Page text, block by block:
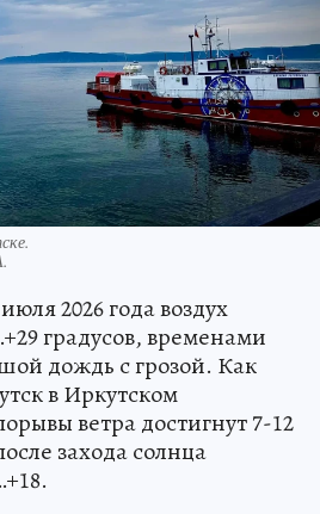
2026 года воздух
градусов, временами
дождь с грозой. Как
в Иркутском
ветра достигнут 7-12
захода солнца